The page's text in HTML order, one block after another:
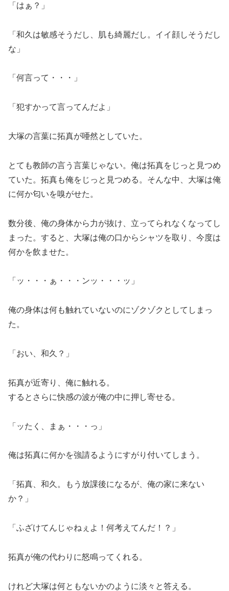
「はぁ？」
「和久は敏感そうだし、肌も綺麗だし。イイ顔しそうだし
な」
「何言って・・・」
「犯すかって言ってんだよ」
大塚の言葉に拓真が唖然としていた。
とても教師の言う言葉じゃない。俺は拓真をじっと見つめ
ていた。拓真も俺をじっと見つめる。そんな中、大塚は俺
に何か匂いを嗅がせた。
数分後、俺の身体から力が抜け、立ってられなくなってし
まった。すると、大塚は俺の口からシャツを取り、今度は
何かを飲ませた。
「ッ・・・ぁ・・・ンッ・・・ッ」
俺の身体は何も触れていないのにゾクゾクとしてしまっ
た。
「おい、和久？」
拓真が近寄り、俺に触れる。
するとさらに快感の波が俺の中に押し寄せる。
「ッたく、まぁ・・・っ」
俺は拓真に何かを強請るようにすがり付いてしまう。
「拓真、和久。もう放課後になるが、俺の家に来ない
か？」
「ふざけてんじゃねぇよ！何考えてんだ！？」
拓真が俺の代わりに怒鳴ってくれる。
けれど大塚は何ともないかのように淡々と答える。